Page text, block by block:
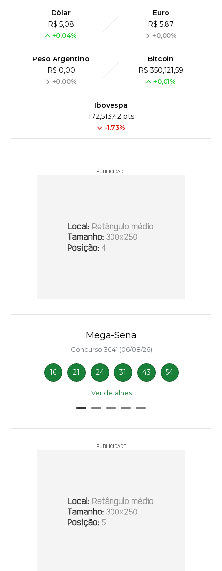
Dólar
R$ 5,08
+0,04%
Euro
R$ 5,87
+0,00%
Peso Argentino
R$ 0,00
+0,00%
Bitcoin
R$ 350,121,59
+0,01%
Ibovespa
172,513,42 pts
-1.73%
PUBLICIDADE
Mega-Sena
Concurso 3041 (06/08/26)
16 21 24 31 43 54
Ver detalhes
PUBLICIDADE